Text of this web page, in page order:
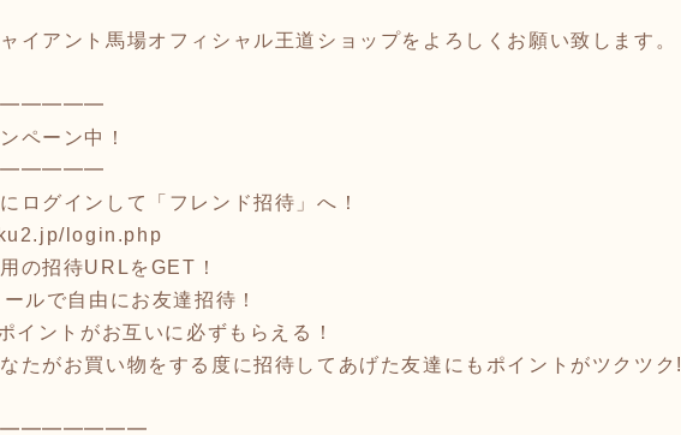
イアント馬場オフィシャル王道ショップをよろしくお願い致します。
ーン中！
ログインして「フレンド招待」へ！
login.php
の招待URLをGET！
ルで自由にお友達招待！
ントがお互いに必ずもらえる！
たがお買い物をする度に招待してあげた友達にもポイントがツクツ